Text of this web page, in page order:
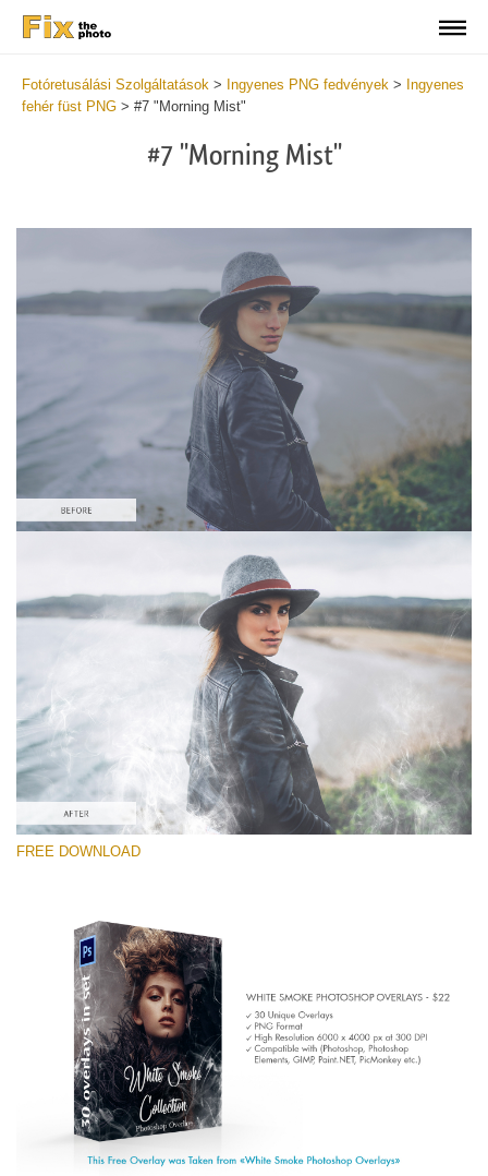
Fotóretusálási Szolgáltatások > Ingyenes PNG fedvények > Ingyenes
fehér füst PNG > #7 "Morning Mist"
#7 "Morning Mist"
Kérlek, válassz
Free PNG Overlay #7
Small 800*533px
White Smoke
(30 Overlays)
Large 6000*4000px
Entire Collection
(1783 Overlays)
Large 6000*4000px
Ingyenes letöltés
FREE DOWNLOAD